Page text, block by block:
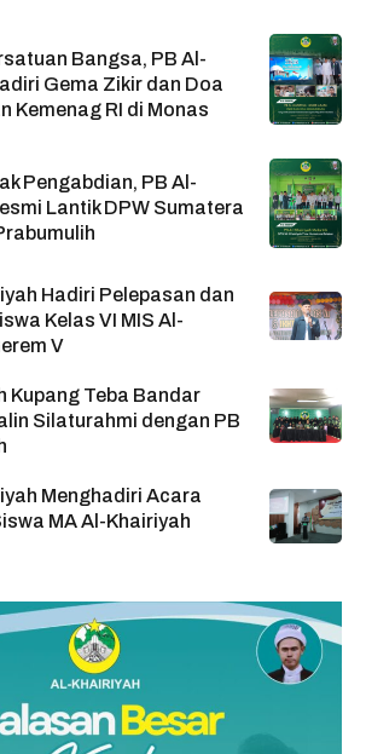
Bangsa, PB Al-
Gema Zikir dan Doa
Kemenag RI di Monas
Pengabdian, PB Al-
Lantik DPW Sumatera
Hadiri Pelepasan dan
Kelas VI MIS Al-
V
Kupang Teba Bandar
Silaturahmi dengan PB
Menghadiri Acara
MA Al-Khairiyah